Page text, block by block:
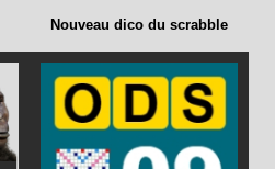
Nouveau dico du scrabble